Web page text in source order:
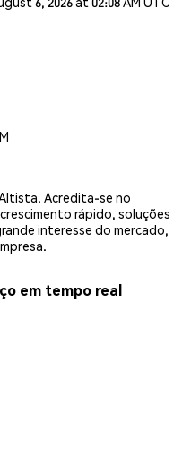
Acredita-se no
rápido, soluções
interesse do mercado,
em tempo real